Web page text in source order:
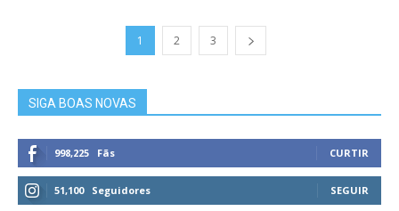
1 2 3
SIGA BOAS NOVAS
998,225 Fãs CURTIR
51,100 Seguidores SEGUIR